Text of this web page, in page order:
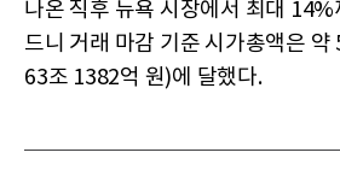
나온 직후 뉴욕 시장에서 최대 14%
드니 거래 마감 기준 시가총액은
63조 1382억 원)에 달했다.